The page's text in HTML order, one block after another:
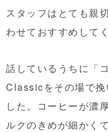
スタッフはとても親
わせておすすめして
話しているうちに「
Classicをその場で挽
した。コーヒーが濃
ルクのきめが細かく